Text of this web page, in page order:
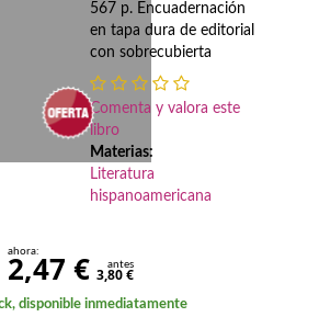
567 p. Encuadernación
en tapa dura de editorial
con sobrecubierta
Comenta y valora este
libro
Materias:
Literatura
hispanoamericana
ahora:
2,47 € antes
3,80 €
disponible inmediatamente